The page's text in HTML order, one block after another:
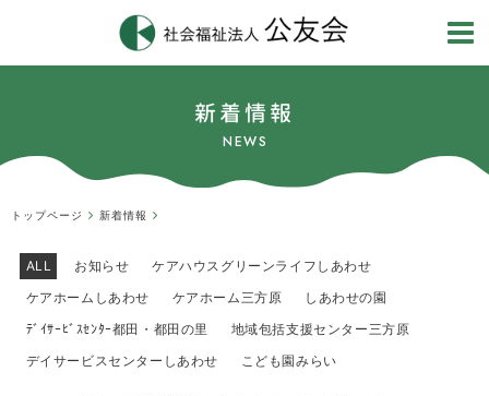
新着情報
NEWS
トップページ 新着情報
ALL お知らせ
ケアハウスグリーンライフしあわせ
ケアホームしあわせ
ケアホーム三方原
しあわせの園
ﾃﾞｲｻｰﾋﾞｽｾﾝﾀｰ都田・都田の里
地域包括支援センター三方原
デイサービスセンターしあわせ
こども園みらい